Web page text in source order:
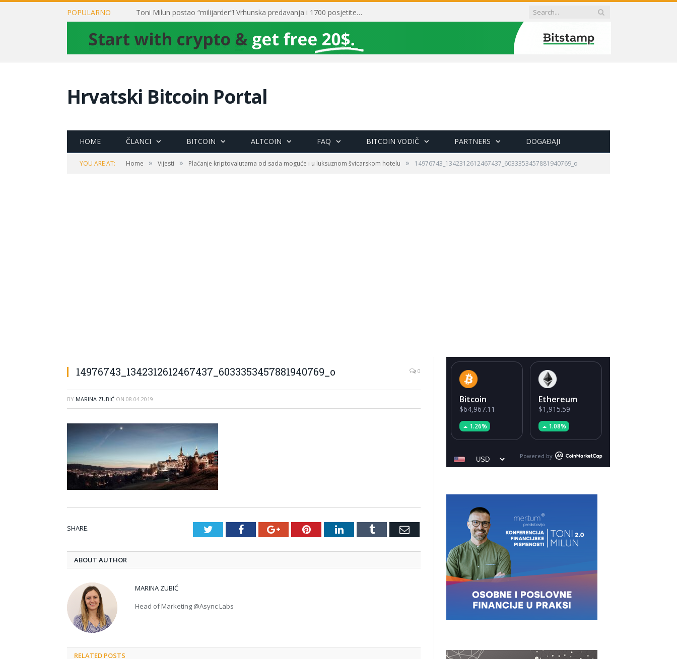
POPULARNO Toni Milun postao “milijarder”! Vrhunska predavanja i 1700 posjetitelja obilježili su mjesec financijske pismenosti
Hrvatski Bitcoin Portal
HOME ČLANCI BITCOIN ALTCOIN FAQ BITCOIN VODIČ PARTNERS DOGAĐAJI
YOU ARE AT: Home » Vijesti » Plaćanje kriptovalutama od sada moguće i u luksuznom švicarskom hotelu » 14976743_1342312612467437_6033353457881940769_o
14976743_1342312612467437_6033353457881940769_o 0
BY MARINA ZUBIĆ ON 08.04.2019
SHARE. TwitterFacebookGoogle+PinterestLinkedInTumblr Email
ABOUT AUTHOR
MARINA ZUBIĆ
Head of Marketing @Async Labs
RELATED POSTS
Bitcoin
$64,967.11
1.26%
Ethereum
$1,915.59
1.08%
Powered by